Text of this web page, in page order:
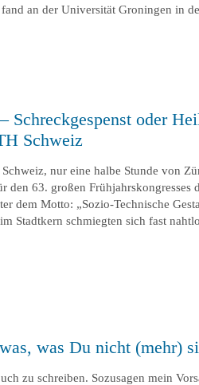
an der Universität Groningen in
Schreckgespenst oder
Schweiz
nur eine halbe Stunde von
den 63. großen Frühjahrskongresses
dem Motto: „Sozio-Technische
Stadtkern schmiegten sich fast
was Du nicht (mehr)
zu schreiben. Sozusagen mein